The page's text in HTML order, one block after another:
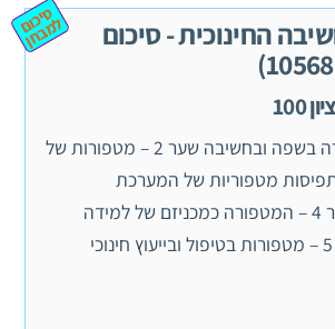
החינוכית‏ - סיכום
ס
יכ
ום ל
מ
ב
ח
ן
שער 1 – המטפורה בשפה ובחשיבה שער 2 – מטפורות של
שער 3 – תפיסות מטפוריות של המערכת
הבית-ספרית שער 4 – המטפורה כמכניזם של למידה